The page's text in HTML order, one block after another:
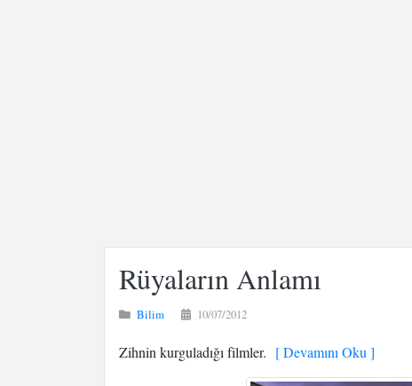
Rüyaların Anlamı
Bilim 10/07/2012
Zihnin kurguladığı filmler. [ Devamını Oku ]